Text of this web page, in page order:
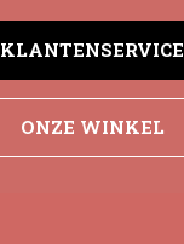
KLANTENSERVICE
ONZE WINKEL